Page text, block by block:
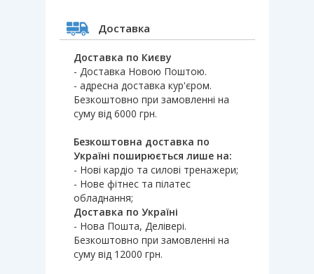
Доставка
Доставка по Києву
- Доставка Новою Поштою.
- адресна доставка кур'єром.
Безкоштовно при замовленні на
суму від 6000 грн.
Безкоштовна доставка по
Україні поширюється лише на:
- Нові кардіо та силові тренажери;
- Нове фітнес та пілатес
обладнання;
Доставка по Україні
- Нова Пошта, Делівері.
Безкоштовно при замовленні на
суму від 12000 грн.